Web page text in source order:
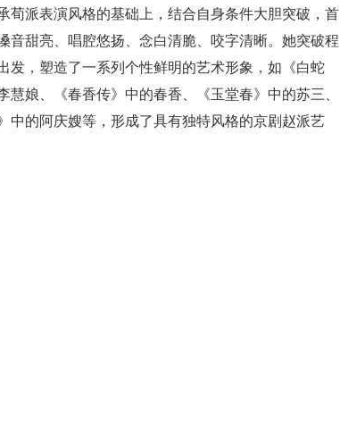
荀派表演风格的基础上，结合自身条件大胆突破，首
音甜亮、唱腔悠扬、念白清脆、咬字清晰。她突破程
发，塑造了一系列个性鲜明的艺术形象，如《白蛇
娘、《春香传》中的春香、《玉堂春》中的苏三、
中的阿庆嫂等，形成了具有独特风格的京剧赵派艺